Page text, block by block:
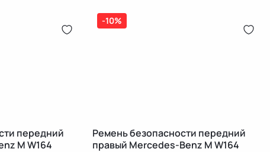
передний
M W164
-10%
Ремень безопасности передний
правый Mercedes-Benz M W164